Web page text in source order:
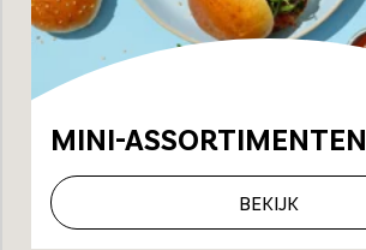
MINI-ASSORTIMENTEN
BEKIJK